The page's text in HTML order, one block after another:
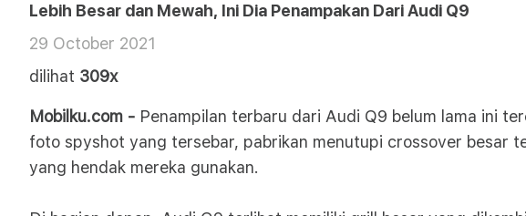
Lebih Besar dan Mewah, Ini Dia Penampakan Dari Audi Q9
29 October 2021
dilihat 309x
Mobilku.com - Penampilan terbaru dari Audi Q9 belum lama ini
foto spyshot yang tersebar, pabrikan menutupi crossover besar
yang hendak mereka gunakan.